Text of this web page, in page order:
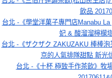
飲品
台北 -《學堂洋菓子專門店Manabu
妃 & 酸溜溜檸檬
台北 -《ザクザク ZAKUZAKU 棒棒
京的人氣排隊甜點 新光
台北 -《十杯 極致手作茶飲》牧